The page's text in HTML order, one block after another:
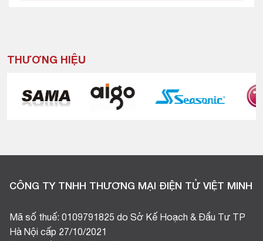
THƯƠNG HIỆU
CÔNG TY TNHH THƯƠNG MẠI ĐIỆN TỬ VIỆT MINH
Mã số thuế: 0109791825 do Sở Kế Hoạch & Đầu Tư TP
Hà Nội cấp 27/10/2021